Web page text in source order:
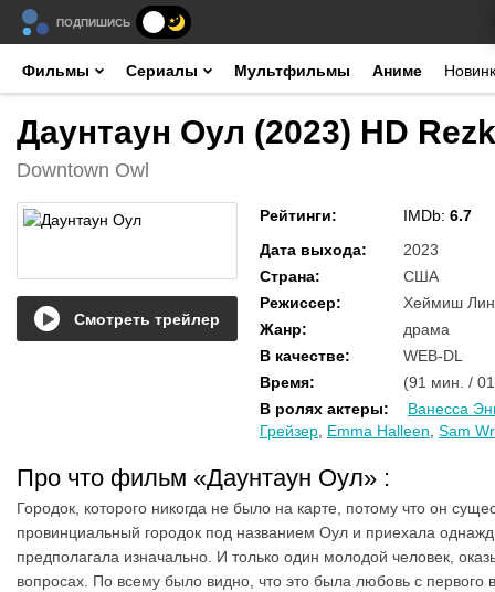
ПОДПИШИСЬ
Фильмы Сериалы Мультфильмы Аниме
Даунтаун Оул (2023) HD
Downtown Owl
Смотреть трейлер
Рейтинги: IMDb: 6.7
Дата выхода:
2023
Страна:
США
Режиссер:
Хеймиш
Жанр:
драма
В качестве:
WEB-DL
Время:
(91 мин. /
В ролях актеры:
Ванесса
Грейзер Emma Halleen Sam
Про что фильм «Даунтаун Оул» :
Городок, которого никогда не было на карте, потому что он
провинциальный городок под названием Оул и приехала
предполагала изначально. И только один молодой человек,
вопросах. По всему было видно, что это была любовь с первого